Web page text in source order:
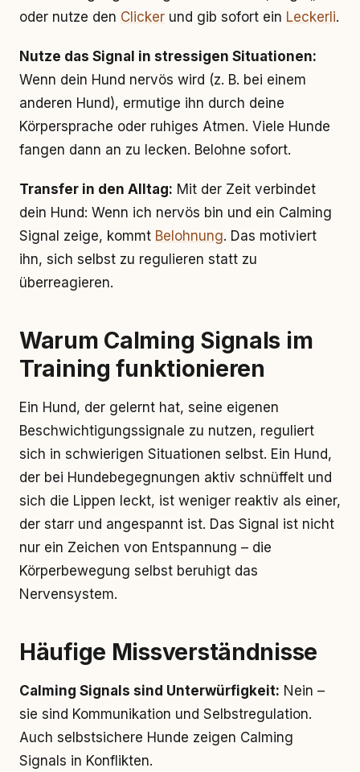
oder nutze den Clicker und gib sofort ein Leckerli.
Nutze das Signal in stressigen Situationen:
Wenn dein Hund nervös wird (z. B. bei einem
anderen Hund), ermutige ihn durch deine
Körpersprache oder ruhiges Atmen. Viele Hunde
fangen dann an zu lecken. Belohne sofort.
Transfer in den Alltag: Mit der Zeit verbindet
dein Hund: Wenn ich nervös bin und ein Calming
Signal zeige, kommt Belohnung. Das motiviert
ihn, sich selbst zu regulieren statt zu
überreagieren.
Warum Calming Signals im
Training funktionieren
Ein Hund, der gelernt hat, seine eigenen
Beschwichtigungssignale zu nutzen, reguliert
sich in schwierigen Situationen selbst. Ein Hund,
der bei Hundebegegnungen aktiv schnüffelt und
sich die Lippen leckt, ist weniger reaktiv als einer,
der starr und angespannt ist. Das Signal ist nicht
nur ein Zeichen von Entspannung – die
Körperbewegung selbst beruhigt das
Nervensystem.
Häufige Missverständnisse
Calming Signals sind Unterwürfigkeit: Nein –
sie sind Kommunikation und Selbstregulation.
Auch selbstsichere Hunde zeigen Calming
Signals in Konflikten.